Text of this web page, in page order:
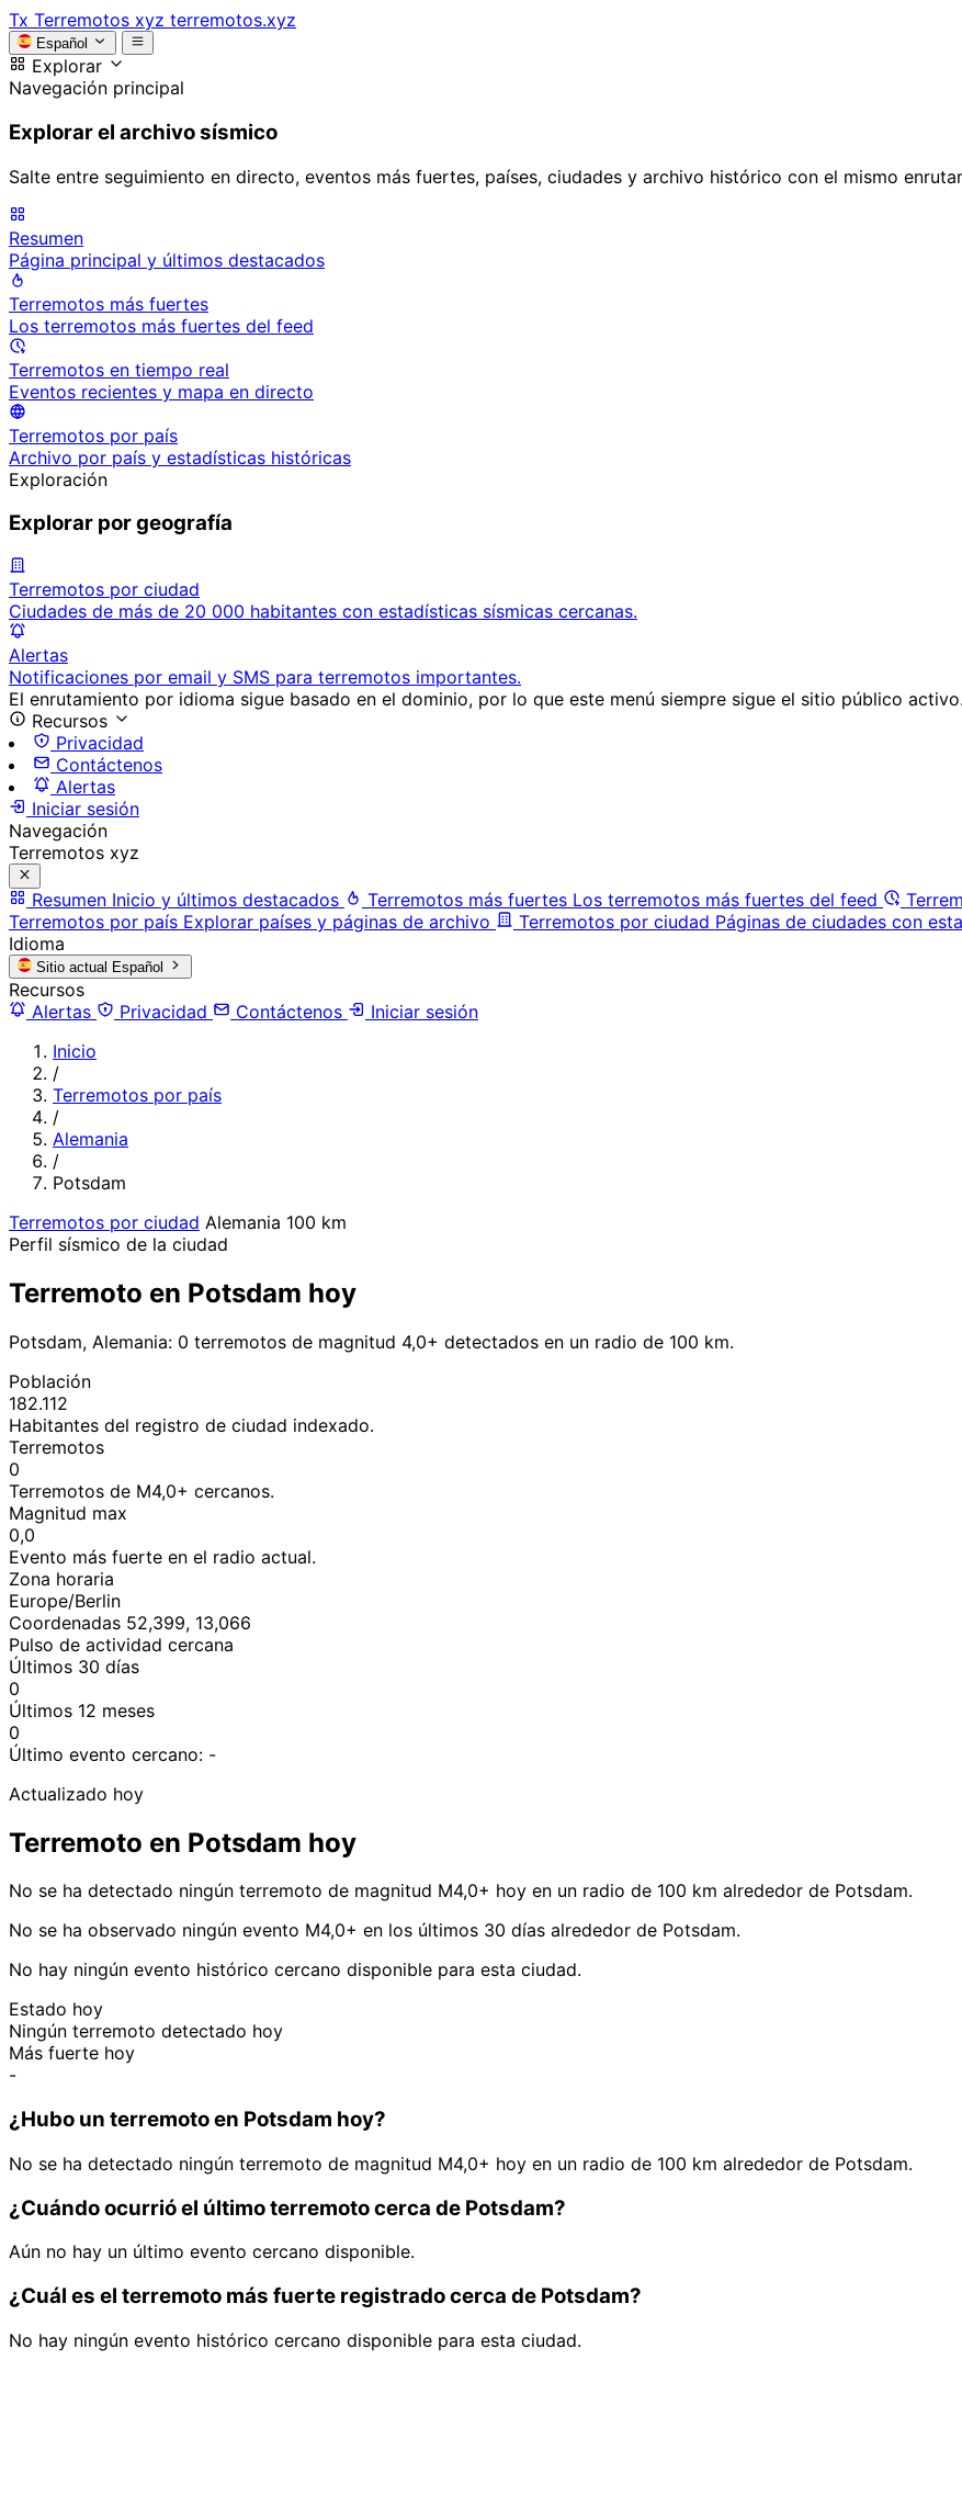
Tx Terremotos xyz terremotos.xyz
Español
Explorar
Navegación principal
Explorar el archivo sísmico
Salte entre seguimiento en directo, eventos más fuertes, países, ciudades y archivo histórico con el mismo
Resumen
Página principal y últimos destacados
Terremotos más fuertes
Los terremotos más fuertes del feed
Terremotos en tiempo real
Eventos recientes y mapa en directo
Terremotos por país
Archivo por país y estadísticas históricas
Exploración
Explorar por geografía
Terremotos por ciudad
Ciudades de más de 20 000 habitantes con estadísticas sísmicas cercanas.
Alertas
Notificaciones por email y SMS para terremotos importantes.
El enrutamiento por idioma sigue basado en el dominio, por lo que este menú siempre sigue el sitio público activo.
Recursos
Privacidad
Contáctenos
Alertas
Iniciar sesión
Navegación
Terremotos xyz
Resumen Inicio y últimos destacados Terremotos más fuertes Los terremotos más fuertes del feed
Terremotos por país Explorar países y páginas de archivo Terremotos por ciudad Páginas de ciudades con
Idioma
Sitio actual Español
Recursos
Alertas
Privacidad Contáctenos
Iniciar sesión
Inicio
/
Terremotos por país
/
Alemania
/
Potsdam
Terremotos por ciudad Alemania 100 km
Perfil sísmico de la ciudad
Terremoto en Potsdam hoy
Potsdam, Alemania: 0 terremotos de magnitud 4,0+ detectados en un radio de 100 km.
Población
182.112
Habitantes del registro de ciudad indexado.
Terremotos
0
Terremotos de M4,0+ cercanos.
Magnitud max
0,0
Evento más fuerte en el radio actual.
Zona horaria
Europe/Berlin
Coordenadas 52,399, 13,066
Pulso de actividad cercana
Últimos 30 días
0
Últimos 12 meses
0
Último evento cercano: -
Actualizado hoy
Terremoto en Potsdam hoy
No se ha detectado ningún terremoto de magnitud M4,0+ hoy en un radio de 100 km alrededor de Potsdam.
No se ha observado ningún evento M4,0+ en los últimos 30 días alrededor de Potsdam.
No hay ningún evento histórico cercano disponible para esta ciudad.
Estado hoy
Ningún terremoto detectado hoy
Más fuerte hoy
-
¿Hubo un terremoto en Potsdam hoy?
No se ha detectado ningún terremoto de magnitud M4,0+ hoy en un radio de 100 km alrededor de Potsdam.
¿Cuándo ocurrió el último terremoto cerca de Potsdam?
Aún no hay un último evento cercano disponible.
¿Cuál es el terremoto más fuerte registrado cerca de Potsdam?
No hay ningún evento histórico cercano disponible para esta ciudad.